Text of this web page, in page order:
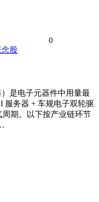
0
股
是电子元器件中用量最
服务器 + 车规电子双轮驱
期。以下按产业链环节